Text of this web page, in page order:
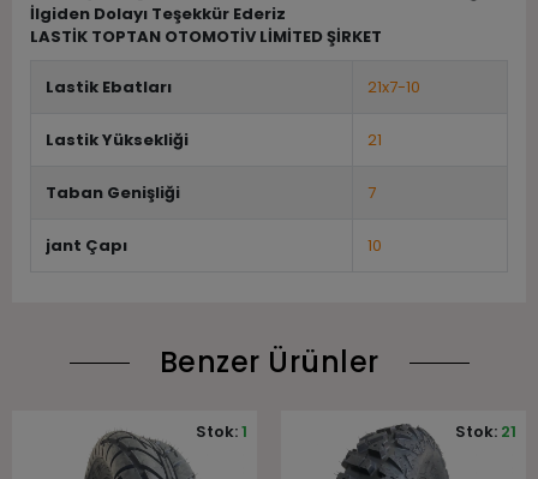
İlgiden Dolayı Teşekkür Ederiz
LASTİK TOPTAN OTOMOTİV LİMİTED ŞİRKET
Lastik Ebatları 21x7-10
Lastik Yüksekliği 21
Taban Genişliği 7
jant Çapı 10
Benzer Ürünler
Stok:1 Stok: 21